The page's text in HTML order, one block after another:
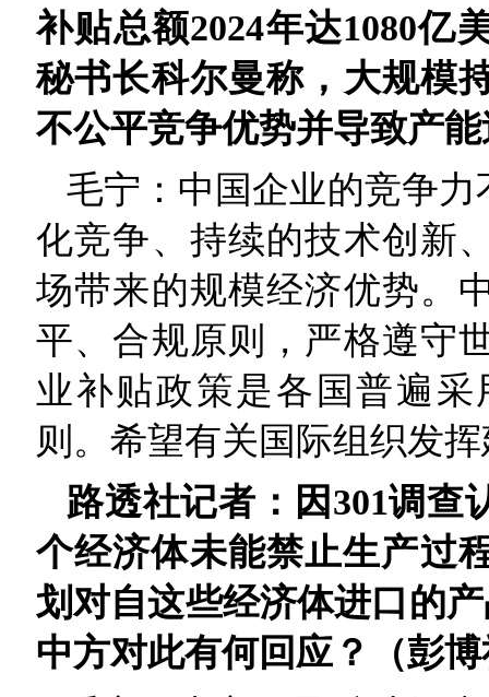
补贴总额2024年达1080亿
秘书长科尔曼称，大规模
不公平竞争优势并导致产
毛宁：中国企业的竞争
化竞争、持续的技术创新
场带来的规模经济优势。
平、合规原则，严格遵守
业补贴政策是各国普遍
则。希望有关国际组织发
路透社记者：因301调查
个经济体未能禁止生产过
划对自这些经济体进口的
中方对此有何回应？（彭